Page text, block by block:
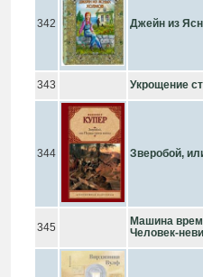
342 Джейн из
343 Укрощение
344 Зверобой,
345
Машина
Человек-